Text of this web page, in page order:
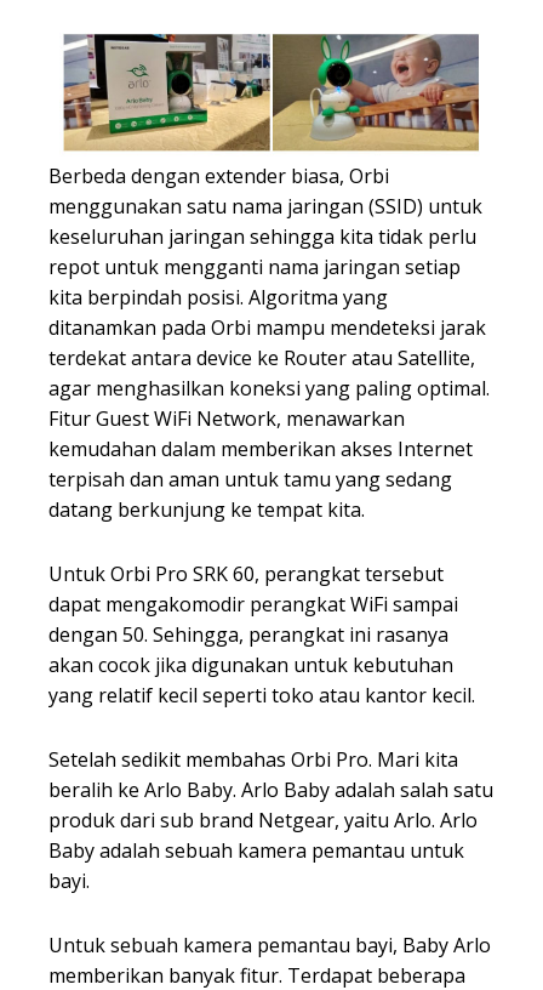
Berbeda dengan extender biasa, Orbi
menggunakan satu nama jaringan (SSID) untuk
keseluruhan jaringan sehingga kita tidak perlu
repot untuk mengganti nama jaringan setiap
kita berpindah posisi. Algoritma yang
ditanamkan pada Orbi mampu mendeteksi jarak
terdekat antara device ke Router atau Satellite,
agar menghasilkan koneksi yang paling optimal.
Fitur Guest WiFi Network, menawarkan
kemudahan dalam memberikan akses Internet
terpisah dan aman untuk tamu yang sedang
datang berkunjung ke tempat kita.
Untuk Orbi Pro SRK 60, perangkat tersebut
dapat mengakomodir perangkat WiFi sampai
dengan 50. Sehingga, perangkat ini rasanya
akan cocok jika digunakan untuk kebutuhan
yang relatif kecil seperti toko atau kantor kecil.
Setelah sedikit membahas Orbi Pro. Mari kita
beralih ke Arlo Baby. Arlo Baby adalah salah satu
produk dari sub brand Netgear, yaitu Arlo. Arlo
Baby adalah sebuah kamera pemantau untuk
bayi.
Untuk sebuah kamera pemantau bayi, Baby Arlo
memberikan banyak fitur. Terdapat beberapa